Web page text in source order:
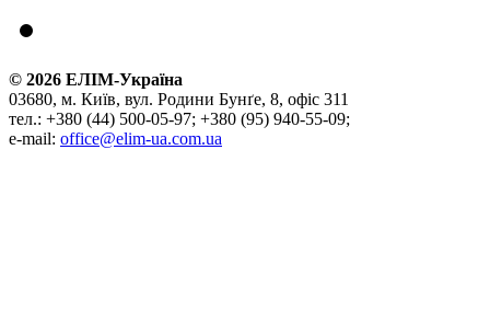
© 2026 ЕЛІМ-Україна
03680, м. Київ, вул. Родини Бунґе, 8, офіс 311
тел.: +380 (44) 500-05-97; +380 (95) 940-55-09;
e-mail: office@elim-ua.com.ua